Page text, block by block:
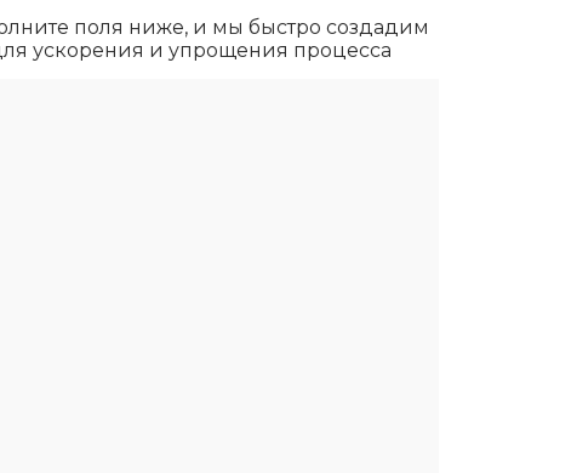
поля ниже, и мы быстро создадим
ускорения и упрощения процесса